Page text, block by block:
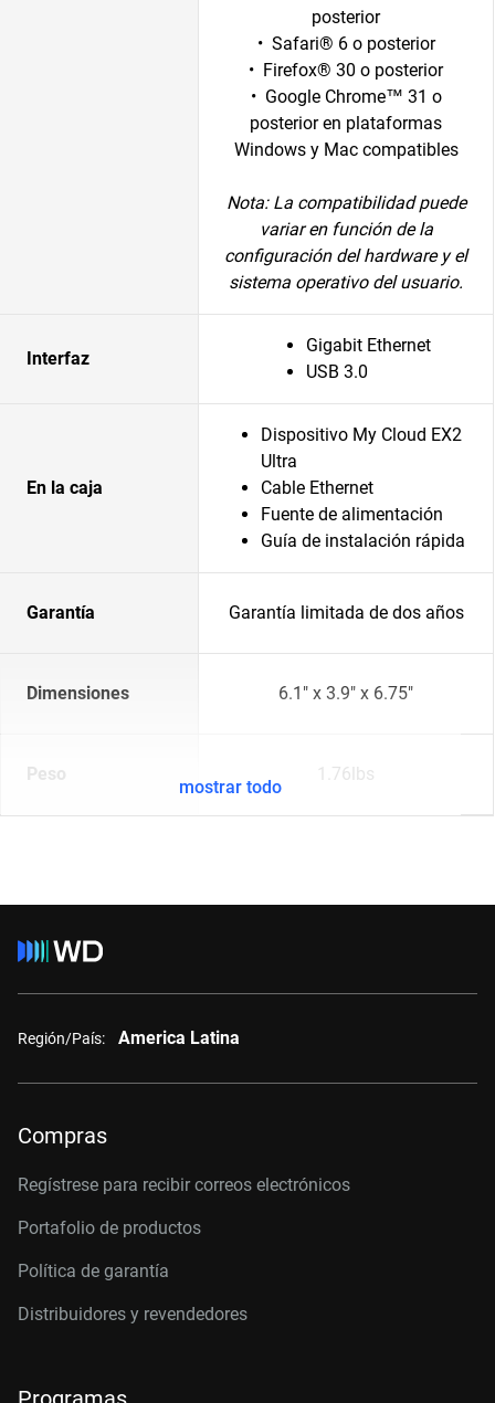
posterior
• Safari® 6 o posterior
• Firefox® 30 o posterior
• Google Chrome™ 31 o
posterior en plataformas
Windows y Mac compatibles
Nota: La compatibilidad puede
variar en función de la
configuración del hardware y el
sistema operativo del usuario.
Interfaz
Gigabit Ethernet
USB 3.0
En la caja
Dispositivo My Cloud EX2
Ultra
Cable Ethernet
Fuente de alimentación
Guía de instalación rápida
Garantía Garantía limitada de dos años
Dimensiones 6.1" x 3.9" x 6.75"
Peso 1.76lbs
mostrar todo
Región/País: America Latina
Compras
Regístrese para recibir correos electrónicos
Portafolio de productos
Política de garantía
Distribuidores y revendedores